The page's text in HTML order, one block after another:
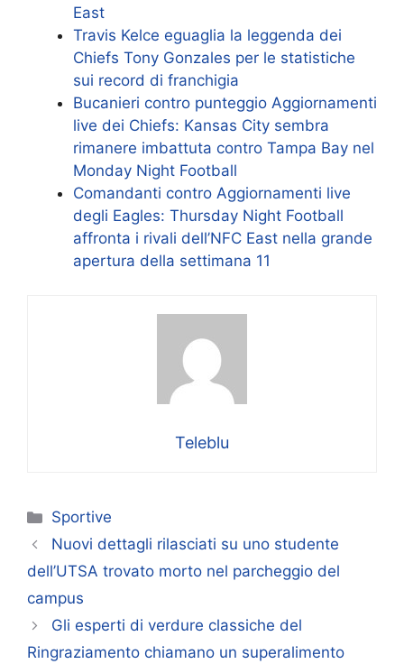
East
Travis Kelce eguaglia la leggenda dei
Chiefs Tony Gonzales per le statistiche
sui record di franchigia
Bucanieri contro punteggio Aggiornamenti
live dei Chiefs: Kansas City sembra
rimanere imbattuta contro Tampa Bay nel
Monday Night Football
Comandanti contro Aggiornamenti live
degli Eagles: Thursday Night Football
affronta i rivali dell’NFC East nella grande
apertura della settimana 11
Teleblu
Categorie
Sportive
Nuovi dettagli rilasciati su uno studente
dell’UTSA trovato morto nel parcheggio del
campus
Gli esperti di verdure classiche del
Ringraziamento chiamano un superalimento